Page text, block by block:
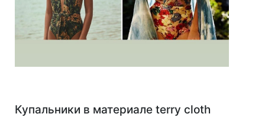
Купальники в материале terry cloth